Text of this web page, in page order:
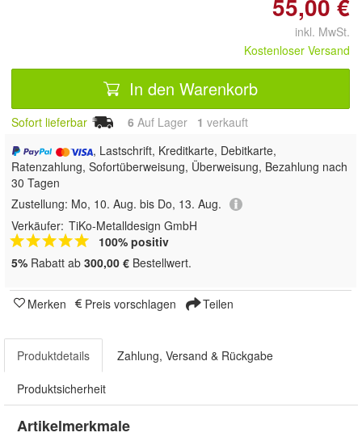
55,00 €
inkl. MwSt.
Kostenloser Versand
In den Warenkorb
Sofort lieferbar 6 Auf Lager 1 verkauft
, Lastschrift, Kreditkarte, Debitkarte,
Ratenzahlung, Sofortüberweisung, Überweisung, Bezahlung nach
30 Tagen
Zustellung: Mo, 10. Aug. bis Do, 13. Aug.
Verkäufer: TiKo-Metalldesign GmbH
100% positiv
5% Rabatt ab 300,00 € Bestellwert.
Merken Preis vorschlagen Teilen
Produktdetails Zahlung, Versand & Rückgabe
Produktsicherheit
Artikelmerkmale